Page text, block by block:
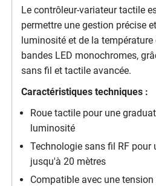
Le contrôleur-variateur tactile
permettre une gestion précise
luminosité et de la température
bandes LED monochromes,
sans fil et tactile avancée.
Caractéristiques techniques :
Roue tactile pour une
luminosité
Technologie sans fil RF pour
jusqu'à 20 mètres
Compatible avec une